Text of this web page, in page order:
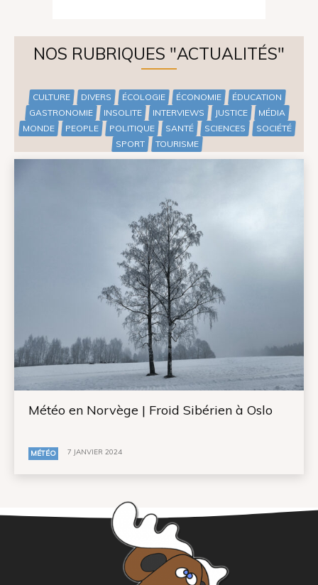
NOS RUBRIQUES "ACTUALITÉS"
CULTURE DIVERS ÉCOLOGIE ÉCONOMIE
ÉDUCATION
GASTRONOMIE
INSOLITE INTERVIEWS JUSTICE
MÉDIA
MONDE
PEOPLE POLITIQUE SANTÉ SCIENCES
SOCIÉTÉ
SPORT
TOURISME
Météo en Norvège | Froid Sibérien à Oslo
MÉTÉO 7 JANVIER 2024